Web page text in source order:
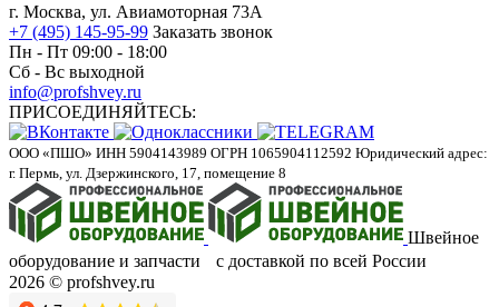
г. Москва, ул. Авиамоторная 73А
+7 (495) 145-95-99 Заказать звонок
Пн - Пт 09:00 - 18:00
Сб - Вс выходной
info@profshvey.ru
ПРИСОЕДИНЯЙТЕСЬ:
ООО «ПШО» ИНН 5904143989 ОГРН 1065904112592 Юридический адрес:
г. Пермь, ул. Дзержинского, 17, помещение 8
Швейное
оборудование и запчасти с доставкой по всей России
2026 © profshvey.ru